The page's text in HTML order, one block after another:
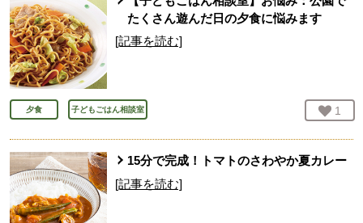
たくさん遊んだ日の夕食に悩みます
[記事を読む]
夕食 子どもごはん相談室 お気
1
15分で完成！トマトのさわやか夏カレー
[記事を読む]